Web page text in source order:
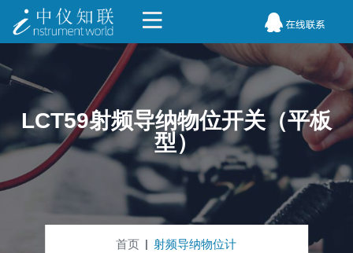
LCT59射频导纳物位开关（平板
型）
首页 射频导纳物位计